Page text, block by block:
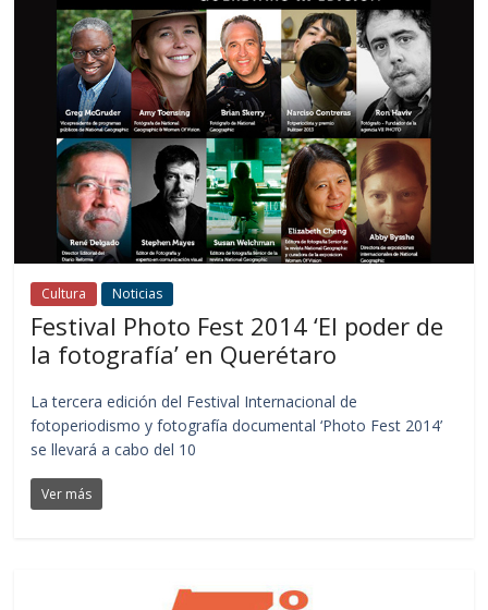
Cultura Noticias
Festival Photo Fest 2014 ‘El poder de
la fotografía’ en Querétaro
La tercera edición del Festival Internacional de
fotoperiodismo y fotografía documental ‘Photo Fest 2014’
se llevará a cabo del 10
Ver más